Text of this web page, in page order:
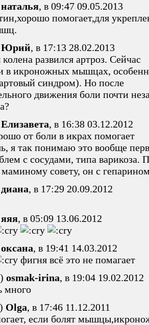
наталья, в 09:47 09.05.2013
помогает,для
Юрий, в 17:13 28.02.2013
развился артроз. Сейчас
в икроножных мышцах,
синдром). Но после
движения боли почти
Елизавета, в 16:38 03.12.2012
от боли в икрах помогает
я так понимаю это вообще
с сосудами, типа варикоза.
совету, он с
диана, в 17:29 20.09.2012
яяя, в 05:09 13.06.2012
оксана, в 19:41 14.03.2012
фигня всё это не помагает
osmak-irina, в 19:04 19.02.2012
много
Olga, в 17:46 11.12.2011
если болят